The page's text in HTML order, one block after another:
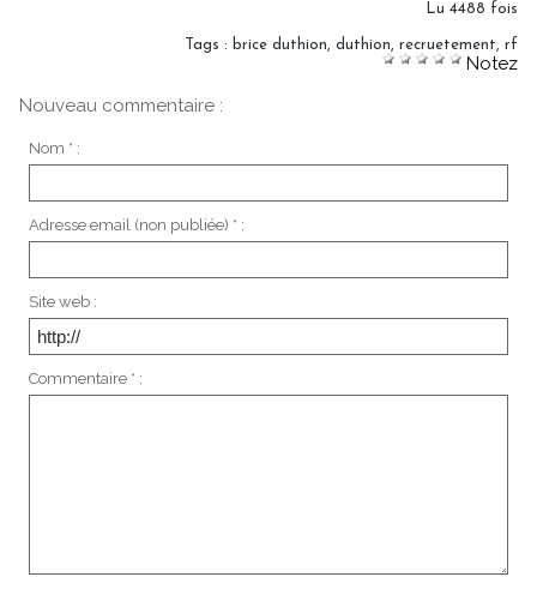
Lu 4488 fois
Tags : brice duthion, duthion, recruetement, rf
Notez
Nouveau commentaire :
Nom * :
Adresse email (non publiée) * :
Site web :
Commentaire * :